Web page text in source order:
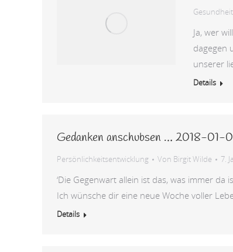
Gesundheit
Ja, wer
dagegen
unserer
Details
Gedanken anschubsen … 2018-01-
Persönlichkeitsentwicklung Von Birgit Wilde 7.
‘Die Gegenwart allein ist das, was immer
Ich wünsche dir eine neue Woche voller
Details